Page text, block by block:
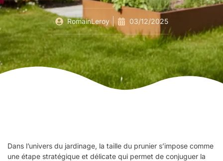
RomainLeroy 03/12/2025
Dans l’univers du jardinage, la taille du prunier s’impose comme
une étape stratégique et délicate qui permet de conjuguer la